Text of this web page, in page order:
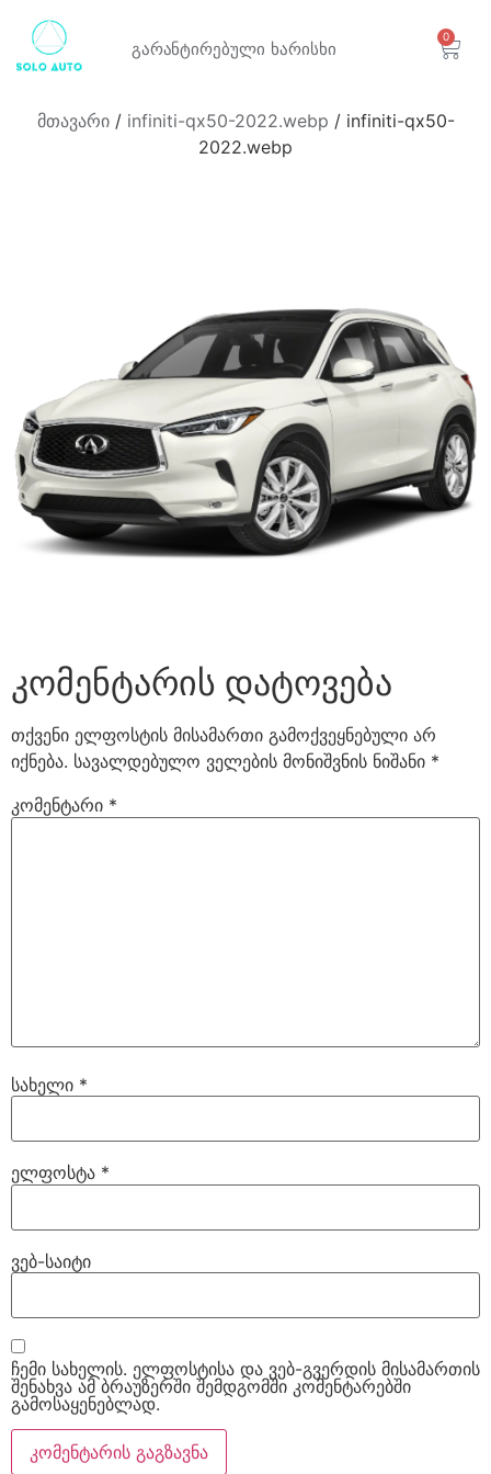
გარანტირებული ხარისხი
0
მთავარი/ infiniti-qx50-2022.webp / infiniti-qx50-
2022.webp
კომენტარის დატოვება
თქვენი ელფოსტის მისამართი გამოქვეყნებული არ
იქნება. სავალდებულო ველების მონიშვნის ნიშანი *
კომენტარი *
სახელი *
ელფოსტა *
ვებ-საიტი
ჩემი სახელის. ელფოსტისა და ვებ-გვერდის მისამართის
შენახვა ამ ბრაუზერში შემდგომში კომენტარებში
გამოსაყენებლად.